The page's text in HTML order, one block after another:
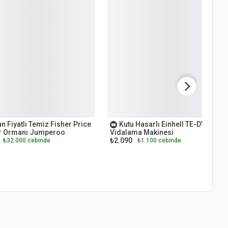
Fiyatlı Temiz Fisher Price
Ormanı Jumperoo
₺32.000 cebinde
Kutu Hasarlı Einhell TE-DY 18 Li
Vidalama Makinesi
₺2.090
₺1.100 cebinde